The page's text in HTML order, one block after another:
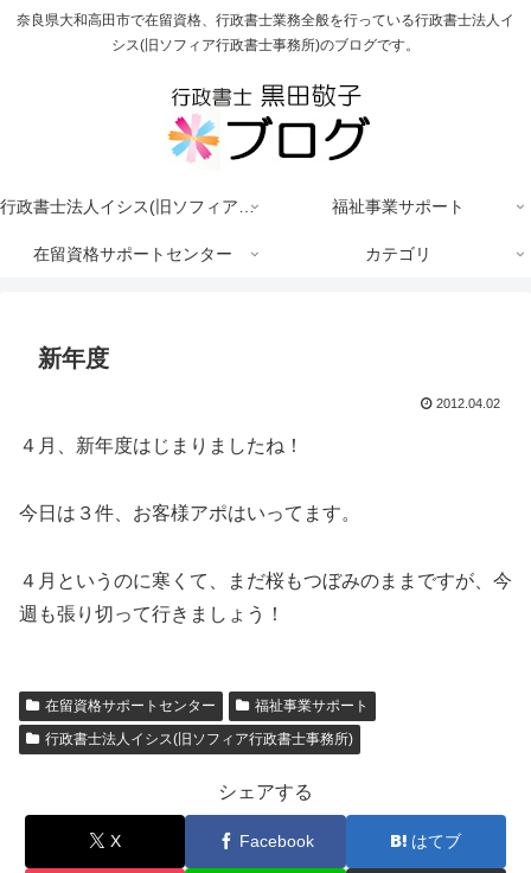
奈良県大和高田市で在留資格、行政書士業務全般を行っている行政書士法人イ
シス(旧ソフィア行政書士事務所)のブログです。
行政書士法人イシス(旧ソフィア行政書士事務所) 福祉事業サポート
在留資格サポートセンター カテゴリ
新年度
2012.04.02
４月、新年度はじまりましたね！
今日は３件、お客様アポはいってます。
４月というのに寒くて、まだ桜もつぼみのままですが、今
週も張り切って行きましょう！
在留資格サポートセンター
福祉事業サポート
行政書士法人イシス(旧ソフィア行政書士事務所)
シェアする
X Facebook はてブ